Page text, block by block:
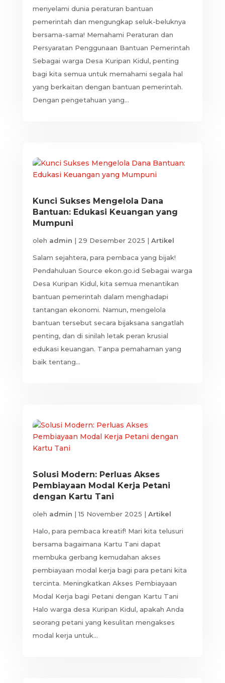
menyelami dunia peraturan bantuan
pemerintah dan mengungkap seluk-beluknya
bersama-sama! Memahami Peraturan dan
Persyaratan Penggunaan Bantuan Pemerintah
Sebagai warga Desa Kuripan Kidul, penting
bagi kita semua untuk memahami segala hal
yang berkaitan dengan bantuan pemerintah.
Dengan pengetahuan yang...
Kunci Sukses Mengelola Dana
Bantuan: Edukasi Keuangan yang
Mumpuni
oleh admin | 29 Desember 2025 | Artikel
Salam sejahtera, para pembaca yang bijak!
Pendahuluan Source ekon.go.id Sebagai warga
Desa Kuripan Kidul, kita semua menantikan
bantuan pemerintah dalam menghadapi
tantangan ekonomi. Namun, mengelola
bantuan tersebut secara bijaksana sangatlah
penting, dan di sinilah letak peran krusial
edukasi keuangan. Tanpa pemahaman yang
baik tentang...
Solusi Modern: Perluas Akses
Pembiayaan Modal Kerja Petani
dengan Kartu Tani
oleh admin |15 November 2025 | Artikel
Halo, para pembaca kreatif! Mari kita telusuri
bersama bagaimana Kartu Tani dapat
membuka gerbang kemudahan akses
pembiayaan modal kerja bagi para petani kita
tercinta. Meningkatkan Akses Pembiayaan
Modal Kerja bagi Petani dengan Kartu Tani
Halo warga desa Kuripan Kidul, apakah Anda
seorang petani yang kesulitan mengakses
modal kerja untuk...